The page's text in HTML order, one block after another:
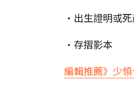
•出生證明或
•存摺影本
編輯推薦》少